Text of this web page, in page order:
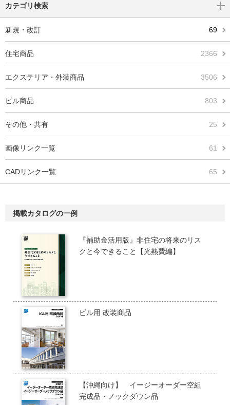
カテゴリ検索
新規・改訂 69
住宅商品 2366
エクステリア・外装商品 3506
ビル商品 803
その他・共有 25
画像リンク一覧 61
CADリンク一覧 65
掲載カタログの一例
『補助金活用版』非住宅の将来のリス
クと今できること【光熱費編】
ビル用 改装商品
【沖縄向け】 イージーオーダー空組
完成品・ノックダウン品